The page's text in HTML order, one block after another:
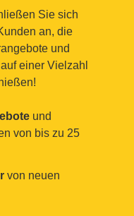
Sie sich
an, die
und
einer Vielzahl
und
von bis zu 25
von neuen